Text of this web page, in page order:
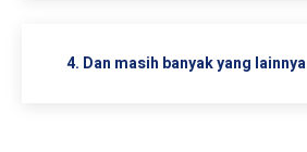
4. Dan masih banyak yang lainnya